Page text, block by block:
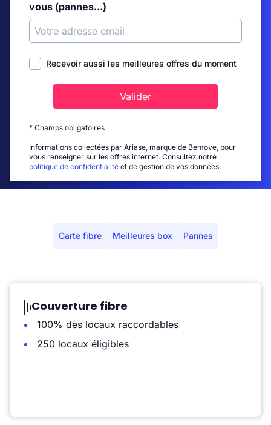
vous (pannes...)
Recevoir aussi les meilleures offres du moment
Valider
* Champs obligatoires
Informations collectées par Ariase, marque de Bemove, pour
vous renseigner sur les offres internet. Consultez notre
politique de confidentialité et de gestion de vos données.
Carte fibre Meilleures box Pannes
Couverture fibre
100% des locaux raccordables
250 locaux éligibles